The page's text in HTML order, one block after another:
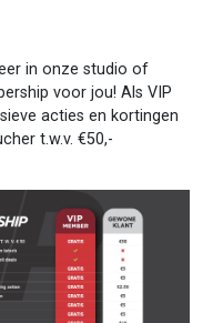
in onze studio of
voor jou! Als VIP
acties en kortingen
t.w.v. €50,-